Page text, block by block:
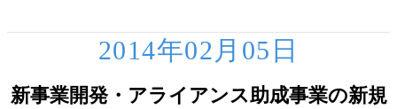
2014年02月05日
新事業開発・アライアンス助成事業の新規